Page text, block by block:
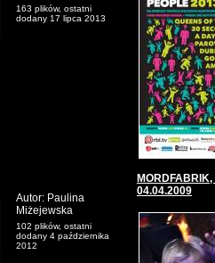
163 plików, ostatni
dodany 17 lipca 2013
Autor: Paulina
Miżejewska
102 plików, ostatni
dodany 4 października
2012
04.04.2009